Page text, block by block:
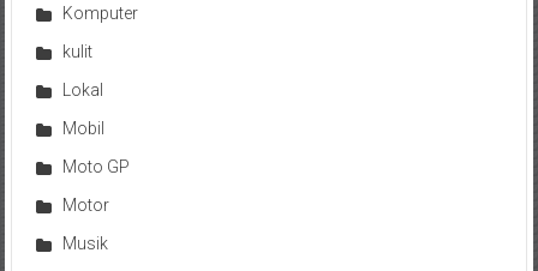
Komputer
kulit
Lokal
Mobil
Moto GP
Motor
Musik